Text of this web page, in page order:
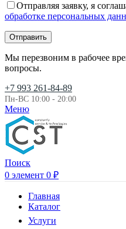
Отправляя заявку, я
обработке персональных
Мы перезвоним в рабочее
вопросы.
+7 993 261-84-89
Пн-ВС 10:00 - 20:00
Меню
Поиск
0 элемент 0 ₽
Главная
Каталог
Услуги